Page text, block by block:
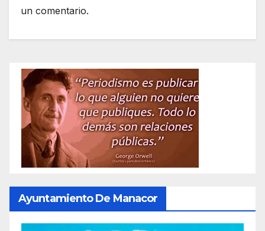
un comentario.
Ayuntamiento De Manacor